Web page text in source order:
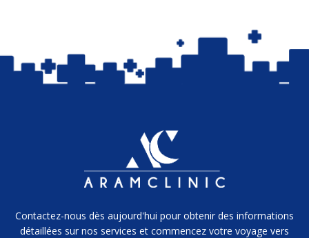
Contactez-nous dès aujourd'hui pour obtenir des informations
détaillées sur nos services et commencez votre voyage vers